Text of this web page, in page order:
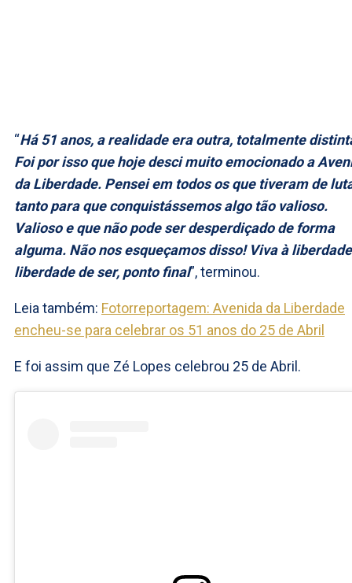
“Há 51 anos, a realidade era outra, totalmente
Foi por isso que hoje desci muito emocionado a
da Liberdade. Pensei em todos os que tiveram de
tanto para que conquistássemos algo tão valioso.
Valioso e que não pode ser desperdiçado de forma
alguma. Não nos esqueçamos disso! Viva à
liberdade de ser, ponto final”, terminou.
Leia também: Fotorreportagem: Avenida da Liberdade
encheu-se para celebrar os 51 anos do 25 de Abril
E foi assim que Zé Lopes celebrou 25 de Abril.